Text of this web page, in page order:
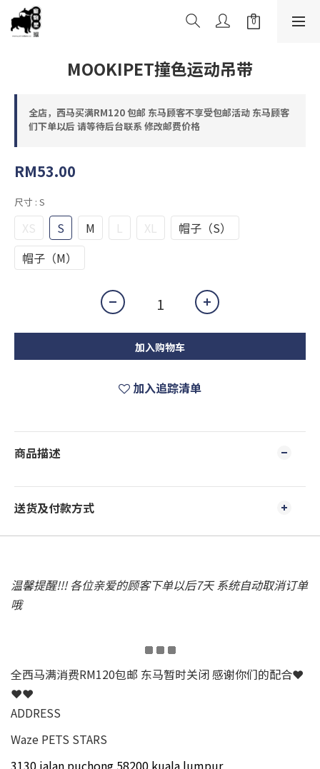
MOOKIPET撞色运动吊带
全店，西马买满RM120 包邮 东马顾客不享受包邮活动 东马顾客
们下单以后 请等待后台联系 修改邮费价格
RM53.00
尺寸 : S
XS S M L XL
帽子（S）
帽子（M）
加入购物车
加入追踪清单
商品描述
送货及付款方式
温馨提醒!!! 各位亲爱的顾客下单以后7天 系统自动取消订单
哦
全西马满消费RM120包邮 东马暂时关闭 感谢你们的配合❤
❤❤
ADDRESS
Waze PETS STARS
3130 jalan puchong 58200 kuala lumpur